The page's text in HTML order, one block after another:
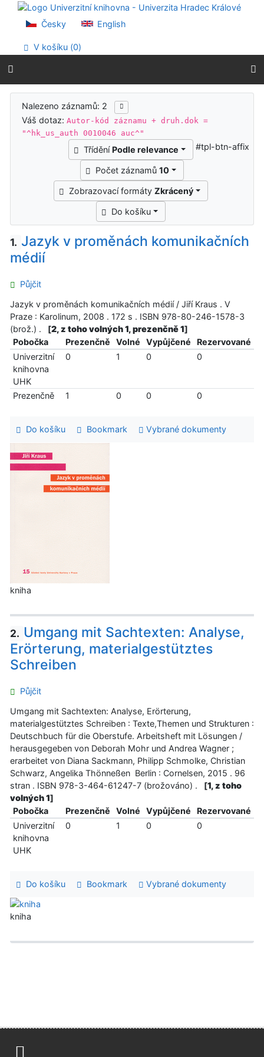
Přejít na obsah
Přejít na menu
Prohlášení o webové přístupnosti
Česky English
V košíku (0)
Výsledky vyhledávání
Nalezeno záznamů: 2
Váš dotaz:Autor-kód záznamu + druh.dok =
"^hk_us_auth 0010046 auc^"
Třídění Podle relevance
Počet záznamů 10
Zobrazovací formáty Zkrácený
Do košíku
#tpl-btn-affix
1. Jazyk v proměnách komunikačních
médií
Půjčit
Jazyk v proměnách komunikačních médií / Jiří Kraus . V
Praze : Karolinum, 2008 . 172 s . ISBN 978-80-246-1578-3
(brož.) .
[2, z toho volných 1, prezenčně 1]
Pobočka
Prezenčně Volné Vypůjčené
Rezervované
Univerzitní
knihovna
UHK
0 1 0 0
Prezenčně 1 0 0 0
Do košíku Bookmark Vybrané dokumenty
kniha
2. Umgang mit Sachtexten: Analyse,
Erörterung, materialgestütztes
Schreiben
Půjčit
Umgang mit Sachtexten: Analyse, Erörterung,
materialgestütztes Schreiben : Texte,Themen und Strukturen :
Deutschbuch für die Oberstufe. Arbeitsheft mit Lösungen /
herausgegeben von Deborah Mohr und Andrea Wagner ;
erarbeitet von Diana Sackmann, Philipp Schmolke, Christian
Schwarz, Angelika Thönneßen Berlin : Cornelsen, 2015 . 96
stran . ISBN 978-3-464-61247-7 (brožováno) .
[1, z toho
volných 1]
Pobočka
Prezenčně Volné Vypůjčené
Rezervované
Univerzitní
knihovna
UHK
0 1 0 0
Do košíku Bookmark Vybrané dokumenty
kniha